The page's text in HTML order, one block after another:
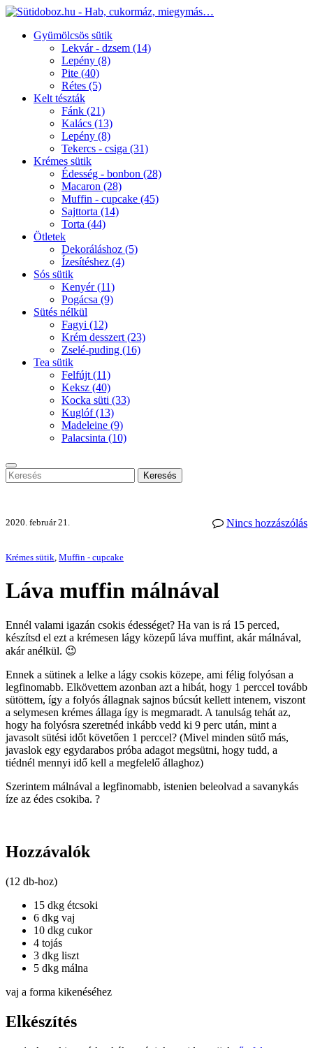
Gyümölcsös sütik
Lekvár - dzsem (14)
Lepény (8)
Pite (40)
Rétes (5)
Kelt tészták
Fánk (21)
Kalács (13)
Lepény (8)
Tekercs - csiga (31)
Krémes sütik
Édesség - bonbon (28)
Macaron (28)
Muffin - cupcake (45)
Sajttorta (14)
Torta (44)
Ötletek
Dekoráláshoz (5)
Ízesítéshez (4)
Sós sütik
Kenyér(11)
Pogácsa (9)
Sütés nélkül
Fagyi (12)
Krém desszert (23)
Zselé-puding (16)
Tea sütik
Felfújt (11)
Keksz (40)
Kocka süti (33)
Kuglóf(13)
Madeleine (9)
Palacsinta (10)
Keresés
Nincs hozzászólás
2020. február 21.
Krémes sütik Muffin - cupcake
Láva muffin málnával
Ennél valami igazán csokis édességet? Ha van is rá 15 perced,
készítsd el ezt a krémesen lágy közepű láva muffint, akár málnával,
akár anélkül. 😉
Ennek a sütinek a lelke a lágy csokis közepe, ami félig folyósan a
legfinomabb. Elkövettem azonban azt a hibát, hogy 1 perccel tovább
sütöttem, így a folyós állagnak sajnos búcsút kellett intenem, viszont
a selymesen krémes állaga így is megmaradt. A tanulság tehát az,
hogy ha folyósra szeretnéd inkább vedd ki 9 perc után, mint a
javasolt sütési időt követően 1 perccel? (Mivel minden sütő más,
javaslok egy egydarabos próba adagot megsütni, hogy tudd, a
tiédnél mennyi idő kell a megfelelő állaghoz)
Szerintem málnával a legfinomabb, istenien beleolvad a savanykás
íze az édes csokiba. ?
Hozzávalók
(12 db-hoz)
15 dkg étcsoki
6 dkg vaj
10 dkg cukor
4 tojás
3 dkg liszt
5 dkg málna
vaj a forma kikenéséhez
Elkészítés